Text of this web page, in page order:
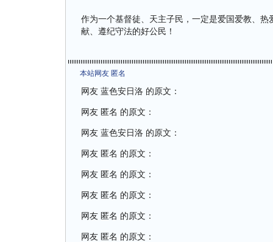
作为一个基督徒、天主子民，一定是爱国爱教、
献、遵纪守法的好公民！
本站网友 匿名
网友 蓝色安日洛 的原文：
网友 匿名 的原文：
网友 蓝色安日洛 的原文：
网友 匿名 的原文：
网友 匿名 的原文：
网友 匿名 的原文：
网友 匿名 的原文：
网友 匿名 的原文：